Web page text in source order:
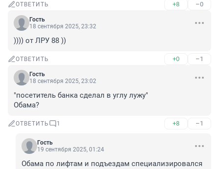
ОТВЕТИТЬ +8 –0
Гость
18 сентября 2025, 23:32
)))) от ЛРУ 88 ))
ОТВЕТИТЬ +0 –1
Гость
18 сентября 2025, 23:02
"посетитель банка сделал в углу лужу"
Обама?
ОТВЕТИТЬ 1 +8 –1
Гость
19 сентября 2025, 01:24
Обама по лифтам и подъездам специализировался